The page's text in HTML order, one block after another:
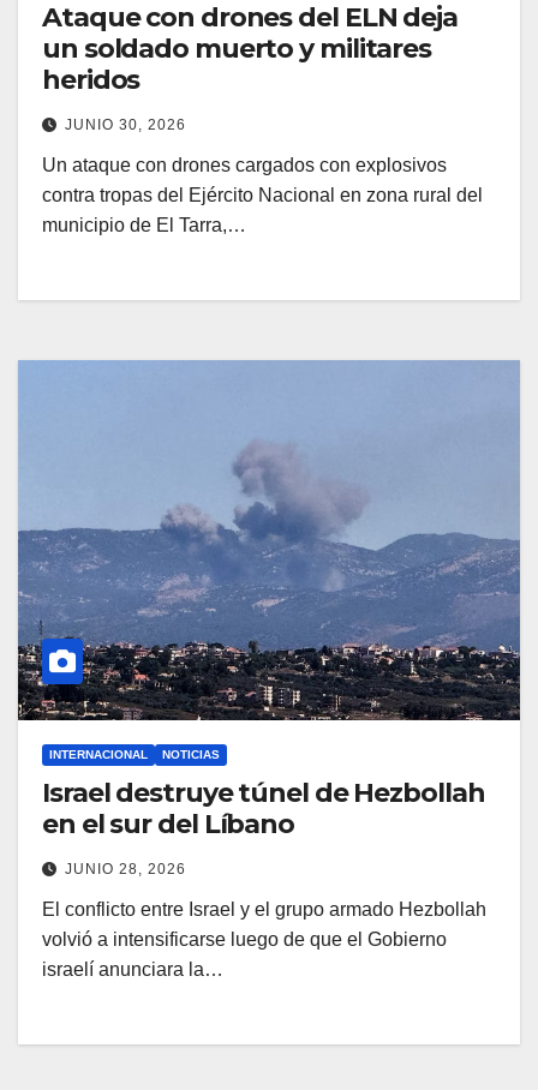
Ataque con drones del ELN deja
un soldado muerto y militares
heridos
JUNIO 30, 2026
Un ataque con drones cargados con explosivos
contra tropas del Ejército Nacional en zona rural del
municipio de El Tarra,…
INTERNACIONAL NOTICIAS
Israel destruye túnel de Hezbollah
en el sur del Líbano
JUNIO 28, 2026
El conflicto entre Israel y el grupo armado Hezbollah
volvió a intensificarse luego de que el Gobierno
israelí anunciara la…